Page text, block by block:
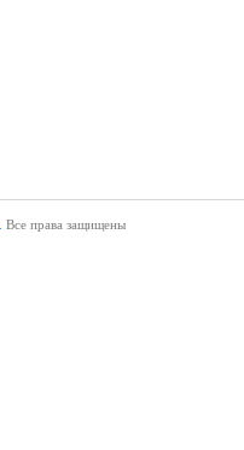
Все права защищены